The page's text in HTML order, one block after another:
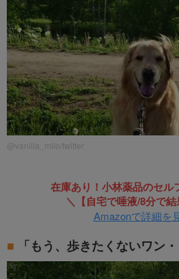
@vanilla_milo/twitter
在庫あり！小林薬品のセル
＼【自宅で唾液/8分で
Amazonで詳細を
「もう、歩きたくないワン・